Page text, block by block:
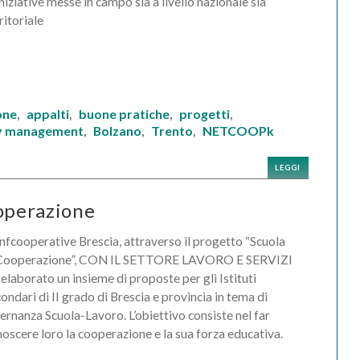
, appalti, buone pratiche, progetti,
, Bolzano, Trento, NETCOOPk
LEGGI
Brescia, attraverso il progetto “Scuola
CON IL SETTORE LAVORO E SERVIZI
un insieme di proposte per gli Istituti
di II grado di Brescia e provincia in tema di
Scuola-Lavoro. L’obiettivo consiste nel far
loro la cooperazione e la sua forza educativa.